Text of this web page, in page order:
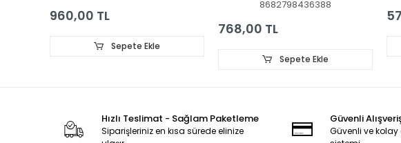
960,00 TL
Sepete Ekle
ZG.CYG.5000801Z01-A1
4X8
8682798436388
768,00 TL
Sepete Ekle
Hızlı Teslimat - Sağlam Paketleme
Siparişleriniz en kısa sürede elinize
Güvenli
Güvenli ve